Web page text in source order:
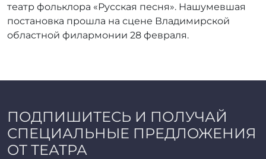
театр фольклора «Русская песня». Нашумевшая
постановка прошла на сцене Владимирской
областной филармонии 28 февраля.
ПОДПИШИТЕСЬ И ПОЛУЧАЙ
СПЕЦИАЛЬНЫЕ ПРЕДЛОЖЕНИЯ
ОТ ТЕАТРА